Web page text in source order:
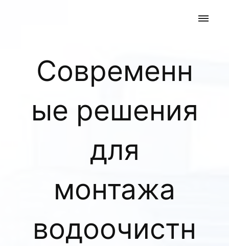
Современн
ые решения
для
монтажа
водоочистн